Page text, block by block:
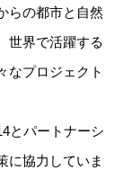
らの都市と自然
世界で活躍する
なプロジェクト
とパートナーシ
に協力していま